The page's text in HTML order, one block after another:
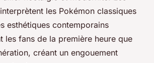
les Pokémon classiques
esthétiques contemporains
les fans de la première heure que
créant un engouement